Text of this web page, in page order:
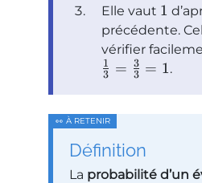
Elle vaut 1
précédente.
vérifier
3
1 = 3
3 = 1.
Définition
La probabilité d’un